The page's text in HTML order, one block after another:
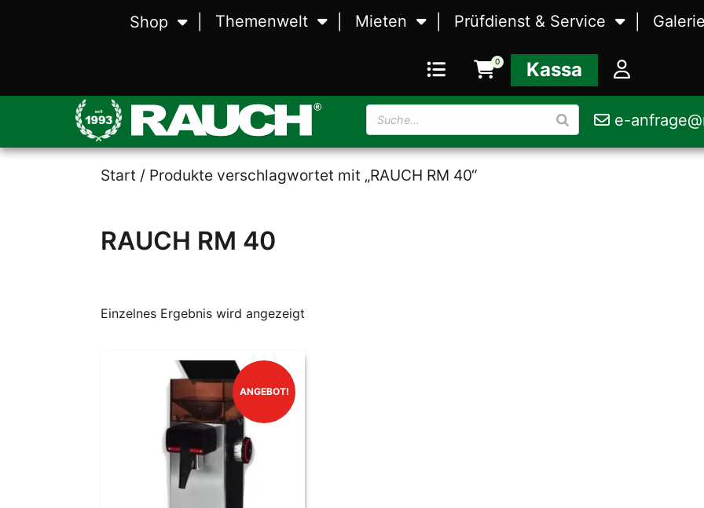
Shop
Zerstäubungstechnik
Lebensmittelmaschinen
Themenwelt
Zerstäuben
Lebensmittelverarbeitung
Mieten
Zerstäubungstechnik
Lebensmittelmaschinen
Prüfdienst & Service
Eichung
Kalibrierung
Störungsbehebung
0 Kassa
e-
Start / Produkte verschlagwortet mit „RAUCH RM 40“
RAUCH RM 40
Einzelnes Ergebnis wird angezeigt
ANGEBOT!